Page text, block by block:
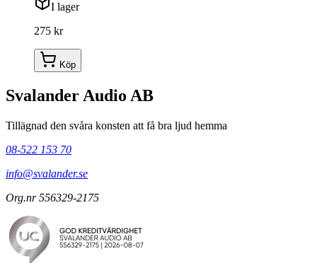
I lager
275 kr
Köp
Svalander Audio AB
Tillägnad den svåra konsten att få bra ljud hemma
08-522 153 70
info@svalander.se
Org.nr 556329-2175